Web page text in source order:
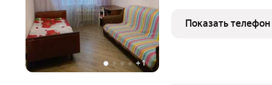
+1
стул), большое евро
березы. -Общая
Показать телефон